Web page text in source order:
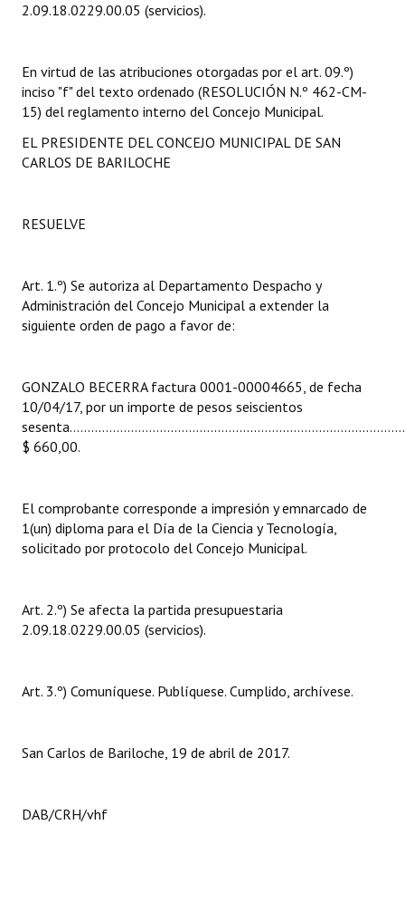
Resoluciones de Presidencia
INSTITUCIONAL
Antiguos Pobladores
Registros y Distinciones
Premio al Mérito - Registro
Audiencias Públicas - Registro
Periodistas Decanos - Registro
Ciudadano Ilustre - Registro
Huéspedes de Honor - Registro
Antiguos Pobladores - Registro
Bariloche, Municipio intercultural
REFORMA DE LA CARTA ORGÁNICA
2.09.18.0229.00.05 (servicios).
En virtud de las atribuciones otorgadas por el art. 09.º)
inciso "f" del texto ordenado (RESOLUCIÓN N.º 462-CM-
15) del reglamento interno del Concejo Municipal.
EL PRESIDENTE DEL CONCEJO MUNICIPAL DE SAN
CARLOS DE BARILOCHE
RESUELVE
Art. 1.º) Se autoriza al Departamento Despacho y
Administración del Concejo Municipal a extender la
siguiente orden de pago a favor de:
GONZALO BECERRA factura 0001-00004665, de fecha
10/04/17, por un importe de pesos seiscientos
$ 660,00.
El comprobante corresponde a impresión y emnarcado de
1(un) diploma para el Día de la Ciencia y Tecnología,
solicitado por protocolo del Concejo Municipal.
Art. 2.º) Se afecta la partida presupuestaria
2.09.18.0229.00.05 (servicios).
Art. 3.º) Comuníquese. Publíquese. Cumplido, archívese.
San Carlos de Bariloche, 19 de abril de 2017.
DAB/CRH/vhf